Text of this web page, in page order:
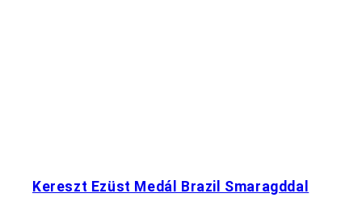
Kereszt Ezüst Medál Brazil Smaragddal